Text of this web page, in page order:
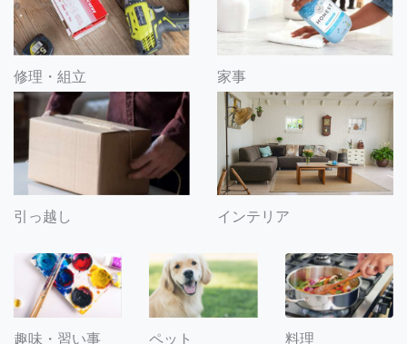
修理・組立 家事
引っ越し インテリア
趣味・習い事 ペット 料理